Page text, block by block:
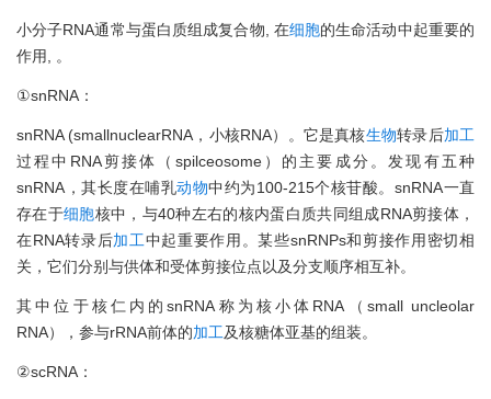
小分子RNA通常与蛋白质组成复合物, 在细胞的生命活动中起重要的
作用, 。
①snRNA：
snRNA (smallnuclearRNA，小核RNA）。它是真核生物转录后加工
过程中RNA剪接体（spilceosome）的主要成分。发现有五种
snRNA，其长度在哺乳动物中约为100-215个核苷酸。snRNA一直
存在于细胞核中，与40种左右的核内蛋白质共同组成RNA剪接体，
在RNA转录后加工中起重要作用。某些snRNPs和剪接作用密切相
关，它们分别与供体和受体剪接位点以及分支顺序相互补。
其中位于核仁内的snRNA称为核小体RNA（small uncleolar
RNA），参与rRNA前体的加工及核糖体亚基的组装。
②scRNA：